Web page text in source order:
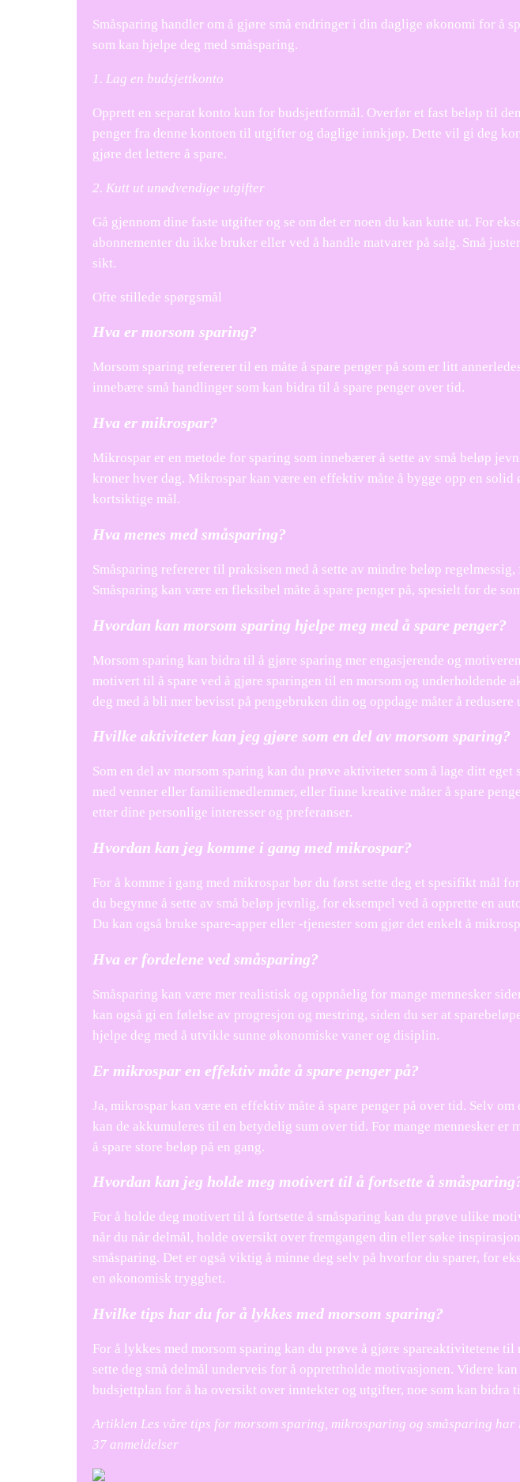
Småsparing handler om å gjøre små endringer i din daglige økonomi for å
som kan hjelpe deg med småsparing.
1. Lag en budsjettkonto
Opprett en separat konto kun for budsjettformål. Overfør et fast beløp til
penger fra denne kontoen til utgifter og daglige innkjøp. Dette vil gi deg
gjøre det lettere å spare.
2. Kutt ut unødvendige utgifter
Gå gjennom dine faste utgifter og se om det er noen du kan kutte ut. For
abonnementer du ikke bruker eller ved å handle matvarer på salg. Små
sikt.
Ofte stillede spørgsmål
Hva er morsom sparing?
Morsom sparing refererer til en måte å spare penger på som er litt
innebære små handlinger som kan bidra til å spare penger over tid.
Hva er mikrospar?
Mikrospar er en metode for sparing som innebærer å sette av små beløp
kroner hver dag. Mikrospar kan være en effektiv måte å bygge opp en
kortsiktige mål.
Hva menes med småsparing?
Småsparing refererer til praksisen med å sette av mindre beløp
Småsparing kan være en fleksibel måte å spare penger på, spesielt for de
Hvordan kan morsom sparing hjelpe meg med å spare penger?
Morsom sparing kan bidra til å gjøre sparing mer engasjerende og
motivert til å spare ved å gjøre sparingen til en morsom og underholdende
deg med å bli mer bevisst på pengebruken din og oppdage måter å redusere
Hvilke aktiviteter kan jeg gjøre som en del av morsom sparing?
Som en del av morsom sparing kan du prøve aktiviteter som å lage ditt
med venner eller familiemedlemmer, eller finne kreative måter å spare
etter dine personlige interesser og preferanser.
Hvordan kan jeg komme i gang med mikrospar?
For å komme i gang med mikrospar bør du først sette deg et spesifikt mål
du begynne å sette av små beløp jevnlig, for eksempel ved å opprette en
Du kan også bruke spare-apper eller -tjenester som gjør det enkelt å
Hva er fordelene ved småsparing?
Småsparing kan være mer realistisk og oppnåelig for mange mennesker
kan også gi en følelse av progresjon og mestring, siden du ser at
hjelpe deg med å utvikle sunne økonomiske vaner og disiplin.
Er mikrospar en effektiv måte å spare penger på?
Ja, mikrospar kan være en effektiv måte å spare penger på over tid. Selv
kan de akkumuleres til en betydelig sum over tid. For mange mennesker er
å spare store beløp på en gang.
Hvordan kan jeg holde meg motivert til å fortsette å
For å holde deg motivert til å fortsette å småsparing kan du prøve ulike
når du når delmål, holde oversikt over fremgangen din eller søke
småsparing. Det er også viktig å minne deg selv på hvorfor du sparer, for
en økonomisk trygghet.
Hvilke tips har du for å lykkes med morsom sparing?
For å lykkes med morsom sparing kan du prøve å gjøre spareaktivitetene
sette deg små delmål underveis for å opprettholde motivasjonen. Videre
budsjettplan for å ha oversikt over inntekter og utgifter, noe som kan bidra
Artiklen Les våre tips for morsom sparing, mikrosparing og småsparing har
37 anmeldelser